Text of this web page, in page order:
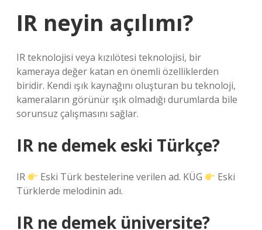
IR neyin açılımı?
IR teknolojisi veya kızılötesi teknolojisi, bir
kameraya değer katan en önemli özelliklerden
biridir. Kendi ışık kaynağını oluşturan bu teknoloji,
kameraların görünür ışık olmadığı durumlarda bile
sorunsuz çalışmasını sağlar.
IR ne demek eski Türkçe?
IR Eski Türk bestelerine verilen ad. KÜG
Eski
Türklerde melodinin adı.
IR ne demek üniversite?